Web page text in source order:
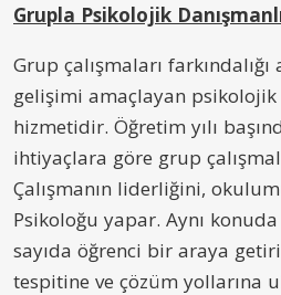
Grupla Psikolojik
Grup çalışmaları farkındalığı
gelişimi amaçlayan psikolojik
hizmetidir. Öğretim yılı
ihtiyaçlara göre grup
Çalışmanın liderliğini,
Psikoloğu yapar. Aynı
sayıda öğrenci bir araya
tespitine ve çözüm yollarına